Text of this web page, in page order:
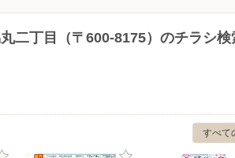
二丁目（〒600-8175）のチラシ検
すべて